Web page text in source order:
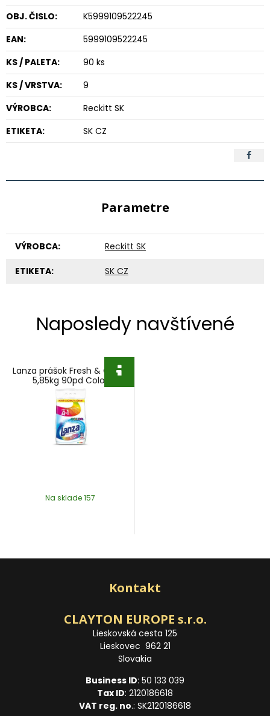
OBJ. ČISLO:
K5999109522245
EAN:
5999109522245
KS / PALETA:
90 ks
KS / VRSTVA:
9
VÝROBCA:
Reckitt SK
ETIKETA:
SK CZ
Parametre
VÝROBCA: Reckitt SK
ETIKETA: SK CZ
Naposledy navštívené
Lanza prášok Fresh & Clean
5,85kg 90pd Color
Na sklade 157
Kontakt
CLAYTON EUROPE s.r.o.
Lieskovská cesta 125
Lieskovec 962 21
Slovakia
Business ID: 50 133 039
Tax ID: 2120186618
VAT reg. no.: SK2120186618